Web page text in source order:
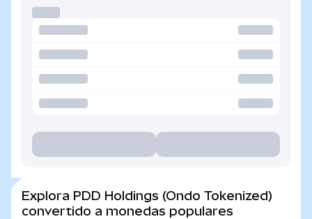
Explora PDD Holdings (Ondo Tokenized)
convertido a monedas populares